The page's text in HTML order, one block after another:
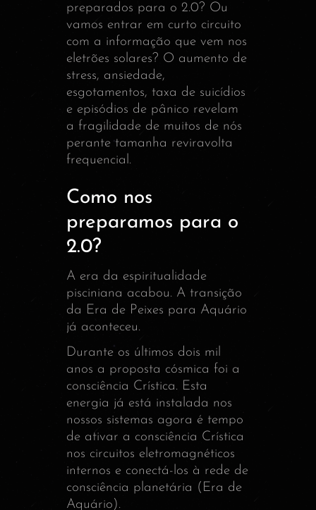
preparados para o 2.0? Ou
vamos entrar em curto circuito
com a informação que vem nos
eletrões solares? O aumento de
stress, ansiedade,
esgotamentos, taxa de suicídios
e episódios de pânico revelam
a fragilidade de muitos de nós
perante tamanha reviravolta
frequencial.
Como nos
preparamos para o
2.0?
A era da espiritualidade
pisciniana acabou. A transição
da Era de Peixes para Aquário
já aconteceu.
Durante os últimos dois mil
anos a proposta cósmica foi a
consciência Crística. Esta
energia já está instalada nos
nossos sistemas agora é tempo
de ativar a consciência Crística
nos circuitos eletromagnéticos
internos e conectá-los à rede de
consciência planetária (Era de
Aquário).